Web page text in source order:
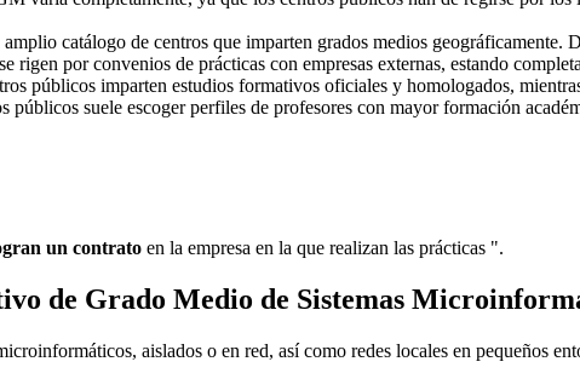
catálogo de centros que imparten grados medios
rigen por convenios de prácticas con empresas externas, estando
públicos imparten estudios formativos oficiales y homologados,
públicos suele escoger perfiles de profesores con mayor formación
un contrato en la empresa en la que realizan las prácticas ".
de Grado Medio de Sistemas
aislados o en red, así como redes locales en pequeños